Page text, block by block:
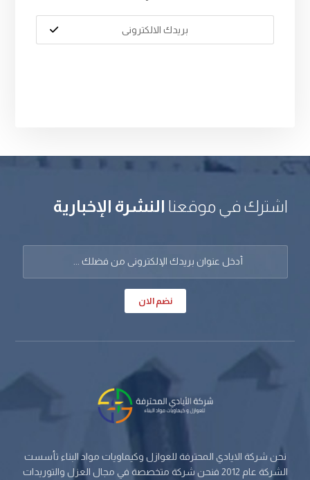
اشترك في موقعنا النشرة الإخبارية
نضم الان
نحن شركة الايادي المحترفة للعوازل وكيماويات مواد البناء تأسست
الشركة عام 2012 فنحن شركة متخصصة في مجال العزل والتوريدات